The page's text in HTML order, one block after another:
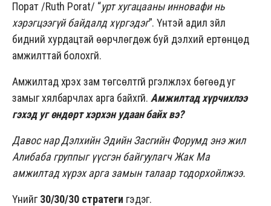
Порат /Ruth Porat/ “урт хугацааны инновафи нь
хэрэгцээгүй байдалд хүргэдэг”. Үүнтэй адил зүйл
бидний хурдацтай өөрчлөгдөж буй дэлхий ертөнцөд
амжилттай болохгүй.
Амжилтад хүрэх зам төгсөлтгүй үргэлжлэх бөгөөд уг
замыг хялбарчлах арга байхгүй. Амжилтад хүрчихлээ
гэхэд уг өндөрт хэрхэн удаан байх вэ?
Давос нар Дэлхийн Эдийн Засгийн Форумд энэ жил
Алибаба группыг үүсгэн байгуулагч Жак Ма
амжилтад хүрэх арга замын талаар тодорхойлжээ.
Үүнийг30/30/30 стратеги гэдэг.